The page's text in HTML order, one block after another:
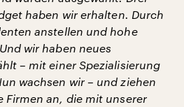
haben wir erhalten. Durch
anstellen und hohe
wir haben neues
– mit einer Spezialisierung
wachsen wir – und ziehen
Firmen an, die mit unserer